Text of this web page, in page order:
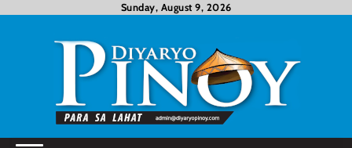
Sunday, August 9, 2026